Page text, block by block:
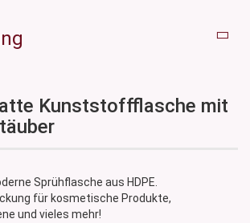
Kunststoffflasche mit
Sprühflasche aus HDPE.
für kosmetische Produkte,
und vieles mehr!